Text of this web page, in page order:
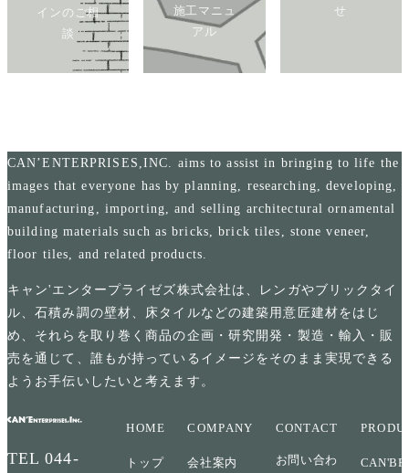
インのご相
談
施工マニュ
アル
せ
CAN’ENTERPRISES,INC. aims to assist in bringing to life the
images that everyone has by planning, researching, developing,
manufacturing, importing, and selling architectural ornamental
building materials such as bricks, brick tiles, stone veneer,
floor tiles, and related products.
キャン'エンタープライゼズ株式会社は、レンガやブリックタイ
ル、石積み調の壁材、床タイルなどの建築用意匠建材をはじ
め、それらを取り巻く商品の企画・研究開発・製造・輸入・販
売を通じて、誰もが持っているイメージをそのまま実現できる
ようお手伝いしたいと考えます。
TEL044-
HOME
トップ
COMPANY
会社案内
CONTACT
お問い合わ